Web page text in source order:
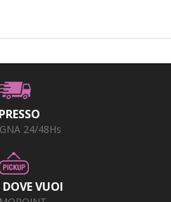
24/48Hs
VUOI